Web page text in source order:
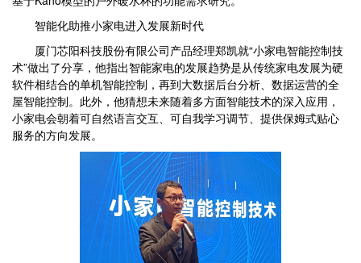
智能化助推小家电进入发展新时代
厦门芯阳科技股份有限公司产品经理郑凯就“小家电智能控制技
术”做出了分享，他指出智能家电的发展趋势是从传统家电发展为硬
软件相结合的单机智能控制，再到大数据后台分析、数据运营的全
屋智能控制。此外，他猜想未来随着多方面智能技术的深入应用，
小家电会朝着可自然语言交互、可自我学习调节、提供保姆式贴心
服务的方向发展。